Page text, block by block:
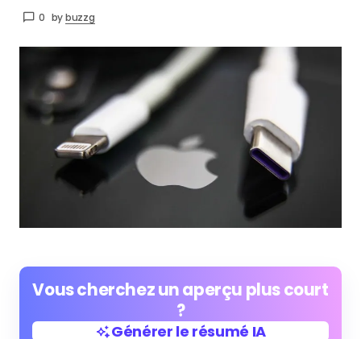
0 bybuzzg
Vous cherchez un aperçu plus court
?
Générer le résumé IA